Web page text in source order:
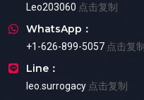
Leo203060 点击复制
WhatsApp：
+1-626-899-5057 点击复制
Line：
leo.surrogacy 点击复制